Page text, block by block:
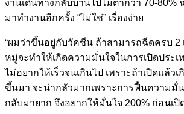
งานเดินทางกลับบ้านไปไม่ต่ำกว่า 70-80%
มาทำงานอีกครั้ง “ไม่ใช่” เรื่องง่าย
“ผมว่าขึ้นอยู่กับวัคซีน ถ้าสามารถฉีดครบ 2
หมู่จะทำให้เกิดความมั่นใจในการเปิดประเ
ไม่อยากให้เร็วจนเกินไป เพราะถ้าเปิดแล้ว
ขึ้นมา จะน่ากลัวมากเพราะการฟื้นความมั่
กลับมายาก จึงอยากให้มั่นใจ 200% ก่อนเปิ